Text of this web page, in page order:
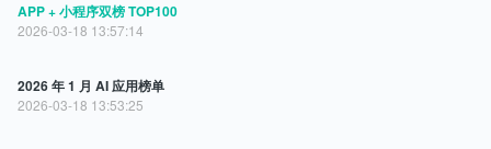
APP + 小程序双榜 TOP100
2026-03-18 13:57:14
2026 年 1 月 AI 应用榜单
2026-03-18 13:53:25